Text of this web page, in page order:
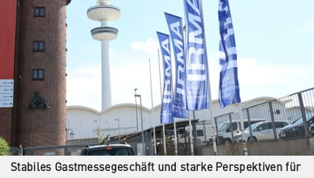
Stabiles Gastmessegeschäft und starke Perspektiven für